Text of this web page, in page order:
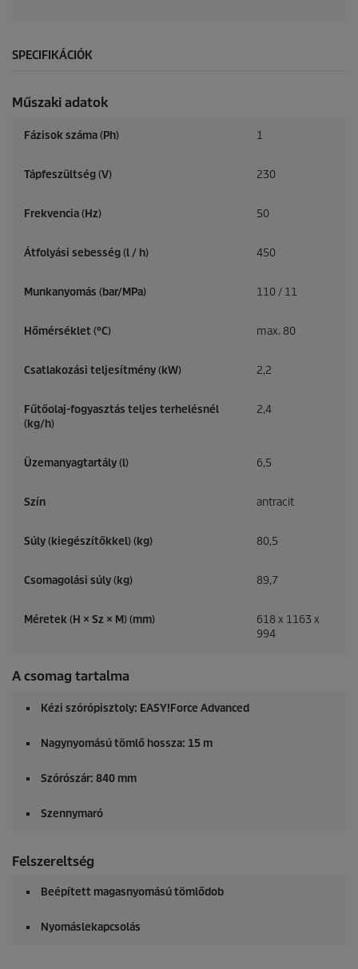
SPECIFIKÁCIÓK
Műszaki adatok
Fázisok száma (Ph) 1
Tápfeszültség (V) 230
Frekvencia (Hz) 50
Átfolyási sebesség (l / h) 450
Munkanyomás (bar/MPa) 110 / 11
Hőmérséklet (°C) max. 80
Csatlakozási teljesítmény (kW) 2,2
Fűtőolaj-fogyasztás teljes terhelésnél
(kg/h)
2,4
Üzemanyagtartály (l) 6,5
Szín antracit
Súly (kiegészítőkkel) (kg) 80,5
Csomagolási súly (kg) 89,7
Méretek (H × Sz × M) (mm)
618 x 1163 x
994
A csomag tartalma
Kézi szórópisztoly: EASY!Force Advanced
Nagynyomású tömlő hossza: 15 m
Szórószár: 840 mm
Szennymaró
Felszereltség
Beépített magasnyomású tömlődob
Nyomáslekapcsolás